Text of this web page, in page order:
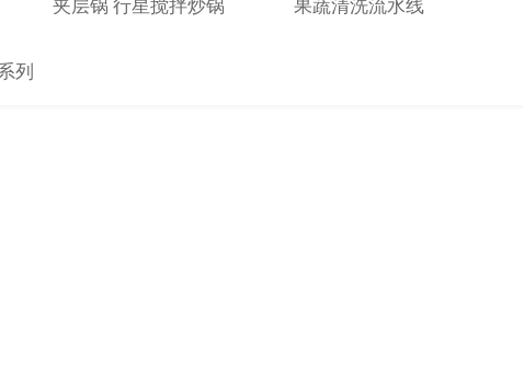
夹层锅 行星搅拌炒锅 果蔬清洗流水线
列